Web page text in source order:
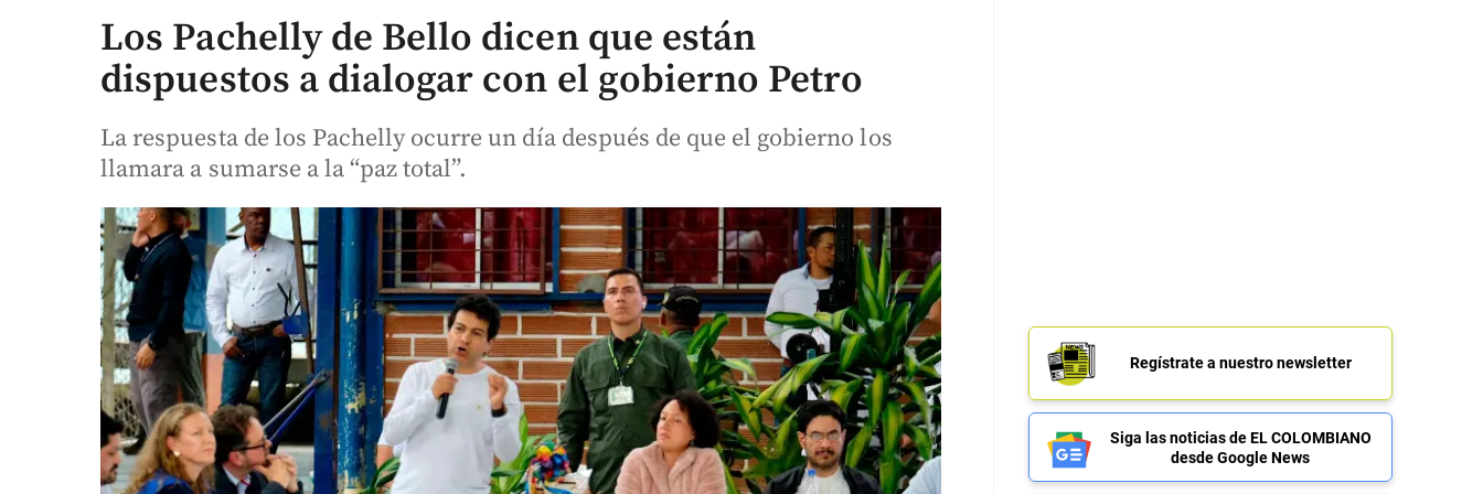
Los Pachelly de Bello dicen que están
dispuestos a dialogar con el gobierno Petro
La respuesta de los Pachelly ocurre un día después de que el gobierno los
llamara a sumarse a la “paz total”.
Regístrate a nuestro newsletter
Siga las noticias de EL COLOMBIANO
desde Google News